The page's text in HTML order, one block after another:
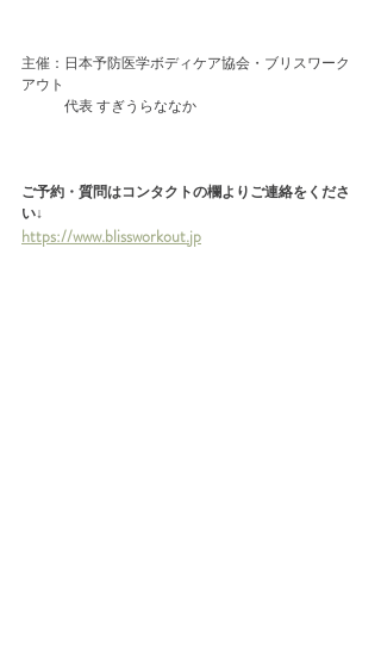
主催：日本予防医学ボディケア協会・ブリスワーク
アウト
代表 すぎうらななか
ご予約・質問はコンタクトの欄よりご連絡をくださ
い↓
https://www.blissworkout.jp